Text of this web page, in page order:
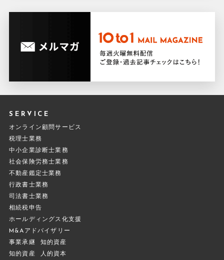
SERVICE
オンライン顧問サービス
税理士業務
中小企業診断士業務
社会保険労務士業務
不動産鑑定士業務
行政書士業務
司法書士業務
相続税申告
ホールディングス化支援
M&Aアドバイザリー
事業承継
知的資産
知的資産
人的資本